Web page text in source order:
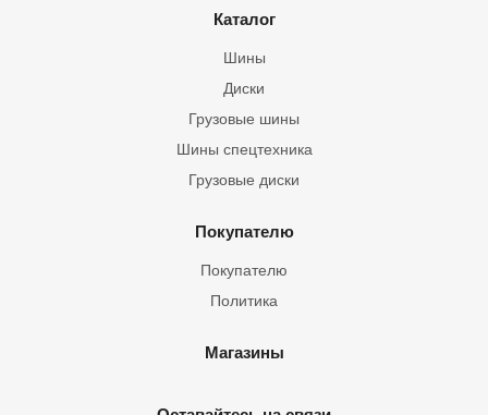
Каталог
Шины
Грузовые шины
Шины спецтехника
Диски
Грузовые диски
Покупателю
Покупателю
Политика
Магазины